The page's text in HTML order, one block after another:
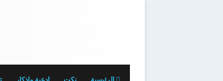
الرئيسية نكت ادعية واذكار